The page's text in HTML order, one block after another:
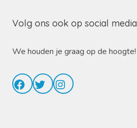
Volg ons ook op social media
We houden je graag op de hoogte!
Facebook
TwitterInstagram